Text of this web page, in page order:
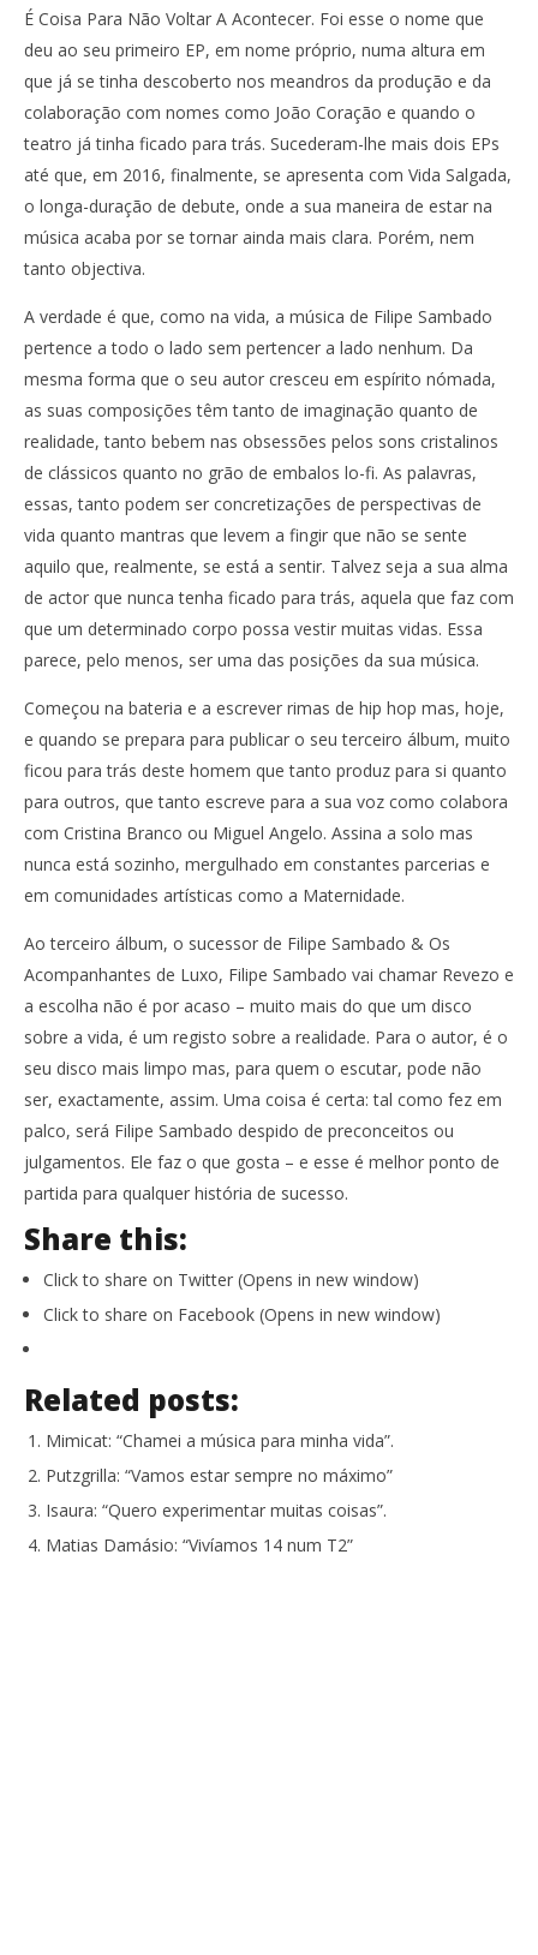
Agosto,
2019
Ana
Ventura
É Coisa Para Não Voltar A Acontecer. Foi esse o nome que
deu ao seu primeiro EP, em nome próprio, numa altura em
que já se tinha descoberto nos meandros da produção e da
colaboração com nomes como João Coração e quando o
teatro já tinha ficado para trás. Sucederam-lhe mais dois EPs
até que, em 2016, finalmente, se apresenta com Vida Salgada,
o longa-duração de debute, onde a sua maneira de estar na
música acaba por se tornar ainda mais clara. Porém, nem
tanto objectiva.
A verdade é que, como na vida, a música de Filipe Sambado
pertence a todo o lado sem pertencer a lado nenhum. Da
mesma forma que o seu autor cresceu em espírito nómada,
as suas composições têm tanto de imaginação quanto de
realidade, tanto bebem nas obsessões pelos sons cristalinos
de clássicos quanto no grão de embalos lo-fi. As palavras,
essas, tanto podem ser concretizações de perspectivas de
vida quanto mantras que levem a fingir que não se sente
aquilo que, realmente, se está a sentir. Talvez seja a sua alma
de actor que nunca tenha ficado para trás, aquela que faz com
que um determinado corpo possa vestir muitas vidas. Essa
parece, pelo menos, ser uma das posições da sua música.
Começou na bateria e a escrever rimas de hip hop mas, hoje,
e quando se prepara para publicar o seu terceiro álbum, muito
ficou para trás deste homem que tanto produz para si quanto
para outros, que tanto escreve para a sua voz como colabora
com Cristina Branco ou Miguel Angelo. Assina a solo mas
nunca está sozinho, mergulhado em constantes parcerias e
em comunidades artísticas como a Maternidade.
Ao terceiro álbum, o sucessor de Filipe Sambado & Os
Acompanhantes de Luxo, Filipe Sambado vai chamar Revezo e
a escolha não é por acaso – muito mais do que um disco
sobre a vida, é um registo sobre a realidade. Para o autor, é o
seu disco mais limpo mas, para quem o escutar, pode não
ser, exactamente, assim. Uma coisa é certa: tal como fez em
palco, será Filipe Sambado despido de preconceitos ou
julgamentos. Ele faz o que gosta – e esse é melhor ponto de
partida para qualquer história de sucesso.
Share this:
Click to share on Twitter (Opens in new window)
Click to share on Facebook (Opens in new window)
Related posts:
Mimicat: “Chamei a música para minha vida”.
Putzgrilla: “Vamos estar sempre no máximo”
Isaura: “Quero experimentar muitas coisas”.
Matias Damásio: “Vivíamos 14 num T2”